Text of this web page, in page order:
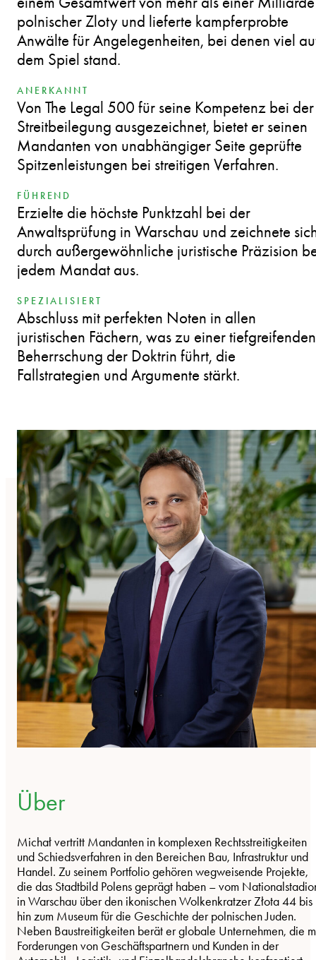
polnischer Zloty und lieferte kampferprobte
Anwälte für Angelegenheiten, bei denen viel
dem Spiel stand.
ANERKANNT
Von The Legal 500 für seine Kompetenz bei der
Streitbeilegung ausgezeichnet, bietet er seinen
Mandanten von unabhängiger Seite geprüfte
Spitzenleistungen bei streitigen Verfahren.
FÜHREND
Erzielte die höchste Punktzahl bei der
Anwaltsprüfung in Warschau und zeichnete
durch außergewöhnliche juristische Präzision
jedem Mandat aus.
SPEZIALISIERT
Abschluss mit perfekten Noten in allen
juristischen Fächern, was zu einer tiefgreifenden
Beherrschung der Doktrin führt, die
Fallstrategien und Argumente stärkt.
Über
Michał vertritt Mandanten in komplexen Rechtsstreitigkeiten
und Schiedsverfahren in den Bereichen Bau, Infrastruktur und
Handel. Zu seinem Portfolio gehören wegweisende Projekte,
die das Stadtbild Polens geprägt haben – vom
in Warschau über den ikonischen Wolkenkratzer Złota 44 bis
hin zum Museum für die Geschichte der polnischen Juden.
Neben Baustreitigkeiten berät er globale Unternehmen, die
Forderungen von Geschäftspartnern und Kunden in der